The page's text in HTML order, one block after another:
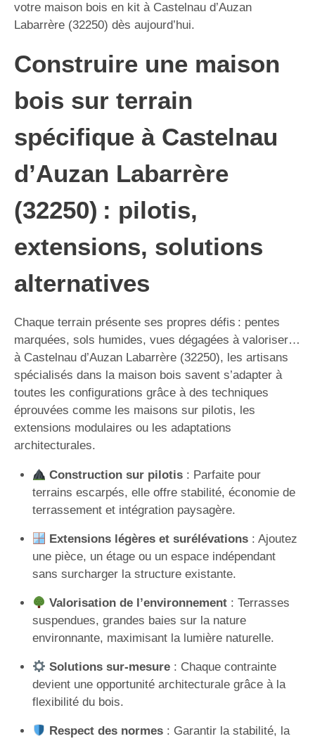
votre maison bois en kit à Castelnau d’Auzan
Labarrère (32250) dès aujourd’hui.
Construire une maison
bois sur terrain
spécifique à Castelnau
d’Auzan Labarrère
(32250) : pilotis,
extensions, solutions
alternatives
Chaque terrain présente ses propres défis : pentes
marquées, sols humides, vues dégagées à valoriser…
à Castelnau d’Auzan Labarrère (32250), les artisans
spécialisés dans la maison bois savent s’adapter à
toutes les configurations grâce à des techniques
éprouvées comme les maisons sur pilotis, les
extensions modulaires ou les adaptations
architecturales.
Construction sur pilotis: Parfaite pour
terrains escarpés, elle offre stabilité, économie de
terrassement et intégration paysagère.
Extensions légères et surélévations: Ajoutez
une pièce, un étage ou un espace indépendant
sans surcharger la structure existante.
Valorisation de l’environnement: Terrasses
suspendues, grandes baies sur la nature
environnante, maximisant la lumière naturelle.
Solutions sur-mesure: Chaque contrainte
devient une opportunité architecturale grâce à la
flexibilité du bois.
Respect des normes: Garantir la stabilité, la